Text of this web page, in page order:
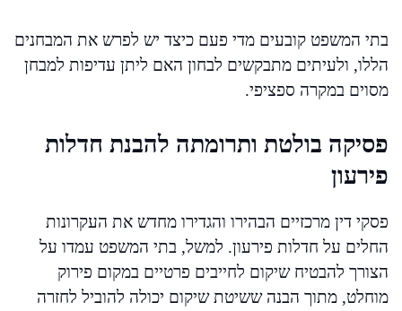
בתי המשפט קובעים מדי פעם כיצד יש לפרש את המבחנים
הללו, ולעיתים מתבקשים לבחון האם ליתן עדיפות למבחן
מסוים במקרה ספציפי.
פסיקה בולטת ותרומתה להבנת חדלות
פירעון
פסקי דין מרכזיים הבהירו והגדירו מחדש את העקרונות
החלים על חדלות פירעון. למשל, בתי המשפט עמדו על
הצורך להבטיח שיקום לחייבים פרטיים במקום פירוק
מוחלט, מתוך הבנה ששיטת שיקום יכולה להוביל לחזרה